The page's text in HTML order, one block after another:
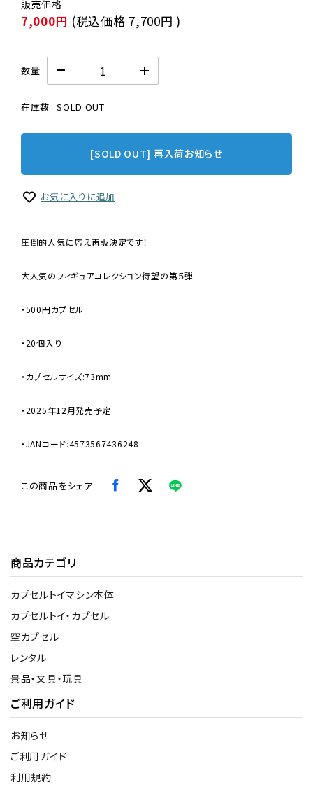
7,000円 (税込価格 7,700円 )
数量
在庫数 SOLD OUT
[SOLD OUT] 再入荷お知らせ
お気に入りに追加
圧倒的人気に応え再販決定です！
大人気のフィギュアコレクション待望の第５弾
・500円カプセル
・20個入り
・カプセルサイズ:73mm
・2025年12月発売予定
・JANコード:4573567436248
この商品をシェア
商品カテゴリ
カプセルトイマシン本体
カプセルトイ・カプセル
空カプセル
レンタル
景品・文具・玩具
ご利用ガイド
お知らせ
ご利用ガイド
利用規約